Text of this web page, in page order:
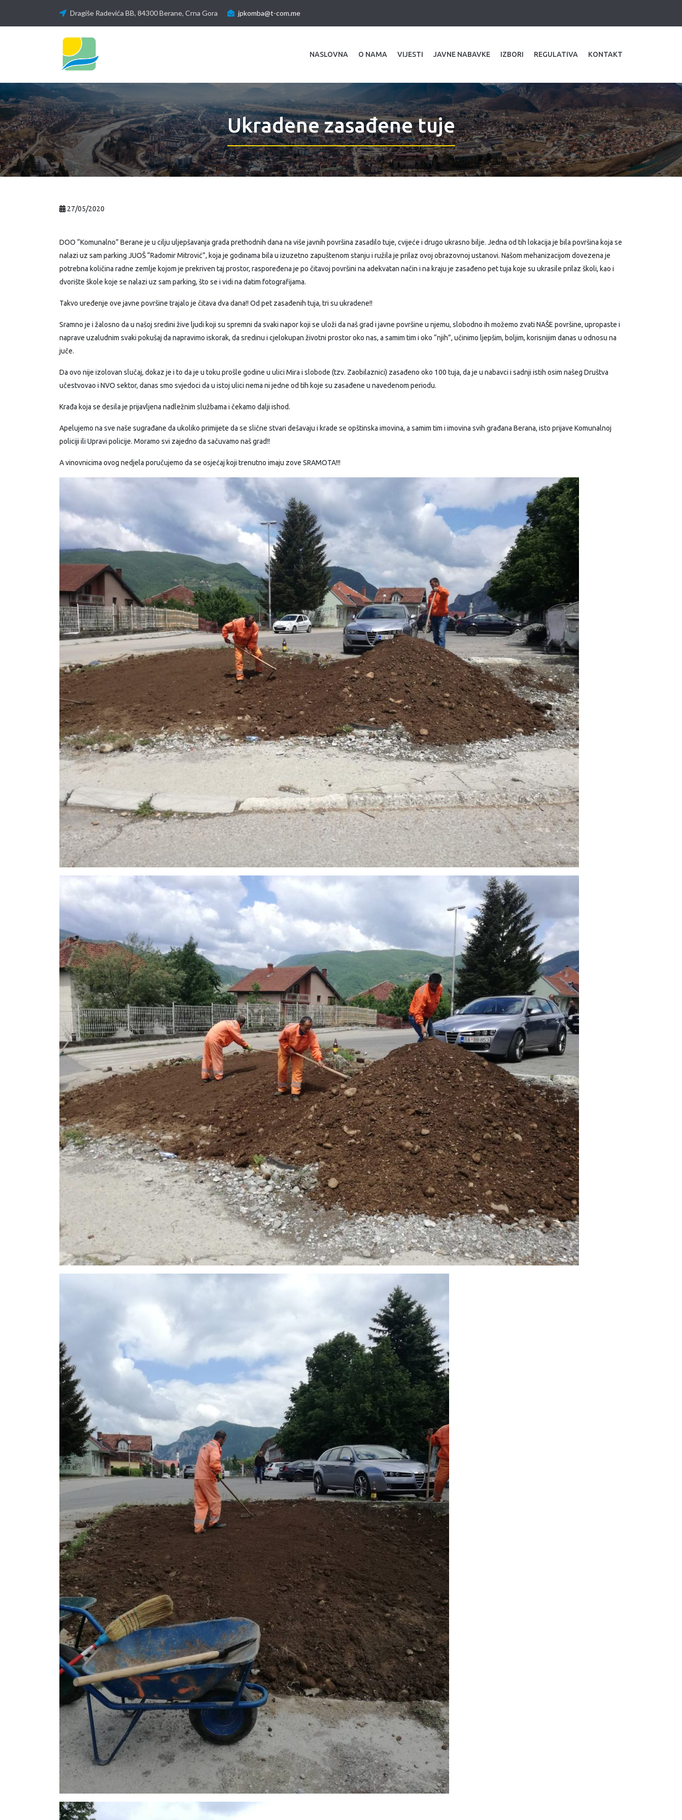
Dragiše Radevića BB, 84300 Berane, Crna Gora jpkomba@t-com.me
NASLOVNA O NAMA VIJESTI JAVNE NABAVKE IZBORI REGULATIVA KONTAKT
Ukradene zasađene tuje
27/05/2020
DOO “Komunalno” Berane je u cilju uljepšavanja grada prethodnih dana na više javnih površina zasadilo tuje, cvijeće i drugo ukrasno bilje. Jedna od tih lokacija je bila površina koja se
nalazi uz sam parking JUOŠ “Radomir Mitrović”, koja je godinama bila u izuzetno zapuštenom stanju i ružila je prilaz ovoj obrazovnoj ustanovi. Našom mehanizacijom dovezena je
potrebna količina radne zemlje kojom je prekriven taj prostor, raspoređena je po čitavoj površini na adekvatan način i na kraju je zasađeno pet tuja koje su ukrasile prilaz školi, kao i
dvorište škole koje se nalazi uz sam parking, što se i vidi na datim fotografijama.
Takvo uređenje ove javne površine trajalo je čitava dva dana!! Od pet zasađenih tuja, tri su ukradene!!
Sramno je i žalosno da u našoj sredini žive ljudi koji su spremni da svaki napor koji se uloži da naš grad i javne površine u njemu, slobodno ih možemo zvati NAŠE površine, upropaste i
naprave uzaludnim svaki pokušaj da napravimo iskorak, da sredinu i cjelokupan životni prostor oko nas, a samim tim i oko “njih”, učinimo ljepšim, boljim, korisnijim danas u odnosu na
juče.
Da ovo nije izolovan slučaj, dokaz je i to da je u toku prošle godine u ulici Mira i slobode (tzv. Zaobilaznici) zasađeno oko 100 tuja, da je u nabavci i sadnji istih osim našeg Društva
učestvovao i NVO sektor, danas smo svjedoci da u istoj ulici nema ni jedne od tih koje su zasađene u navedenom periodu.
Krađa koja se desila je prijavljena nadležnim službama i čekamo dalji ishod.
Apelujemo na sve naše sugrađane da ukoliko primijete da se slične stvari dešavaju i krade se opštinska imovina, a samim tim i imovina svih građana Berana, isto prijave Komunalnoj
policiji ili Upravi policije. Moramo svi zajedno da sačuvamo naš grad!!
A vinovnicima ovog nedjela poručujemo da se osjećaj koji trenutno imaju zove SRAMOTA!!!